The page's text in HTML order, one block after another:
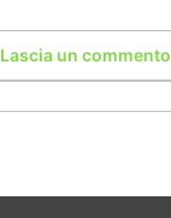
Lascia un commento